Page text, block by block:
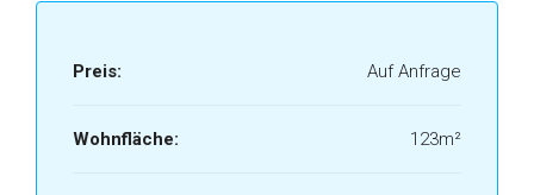
Preis: Auf Anfrage
Wohnfläche: 123m²